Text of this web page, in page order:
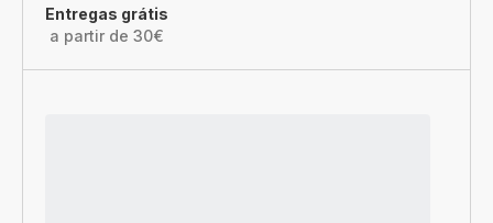
Entregas grátis
a partir de 30€